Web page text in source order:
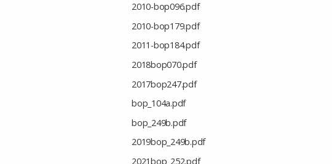
2010-bop096.pdf
2010-bop179.pdf
2011-bop184.pdf
2018bop070.pdf
2017bop247.pdf
bop_104a.pdf
bop_249b.pdf
2019bop_249b.pdf
2021bop_252.pdf